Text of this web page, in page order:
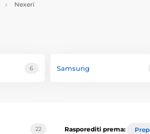
Nexeri
6 Samsung
22 Rasporediti prema: